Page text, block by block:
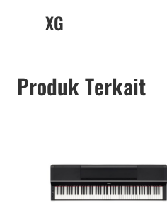
XG
Produk Terkait